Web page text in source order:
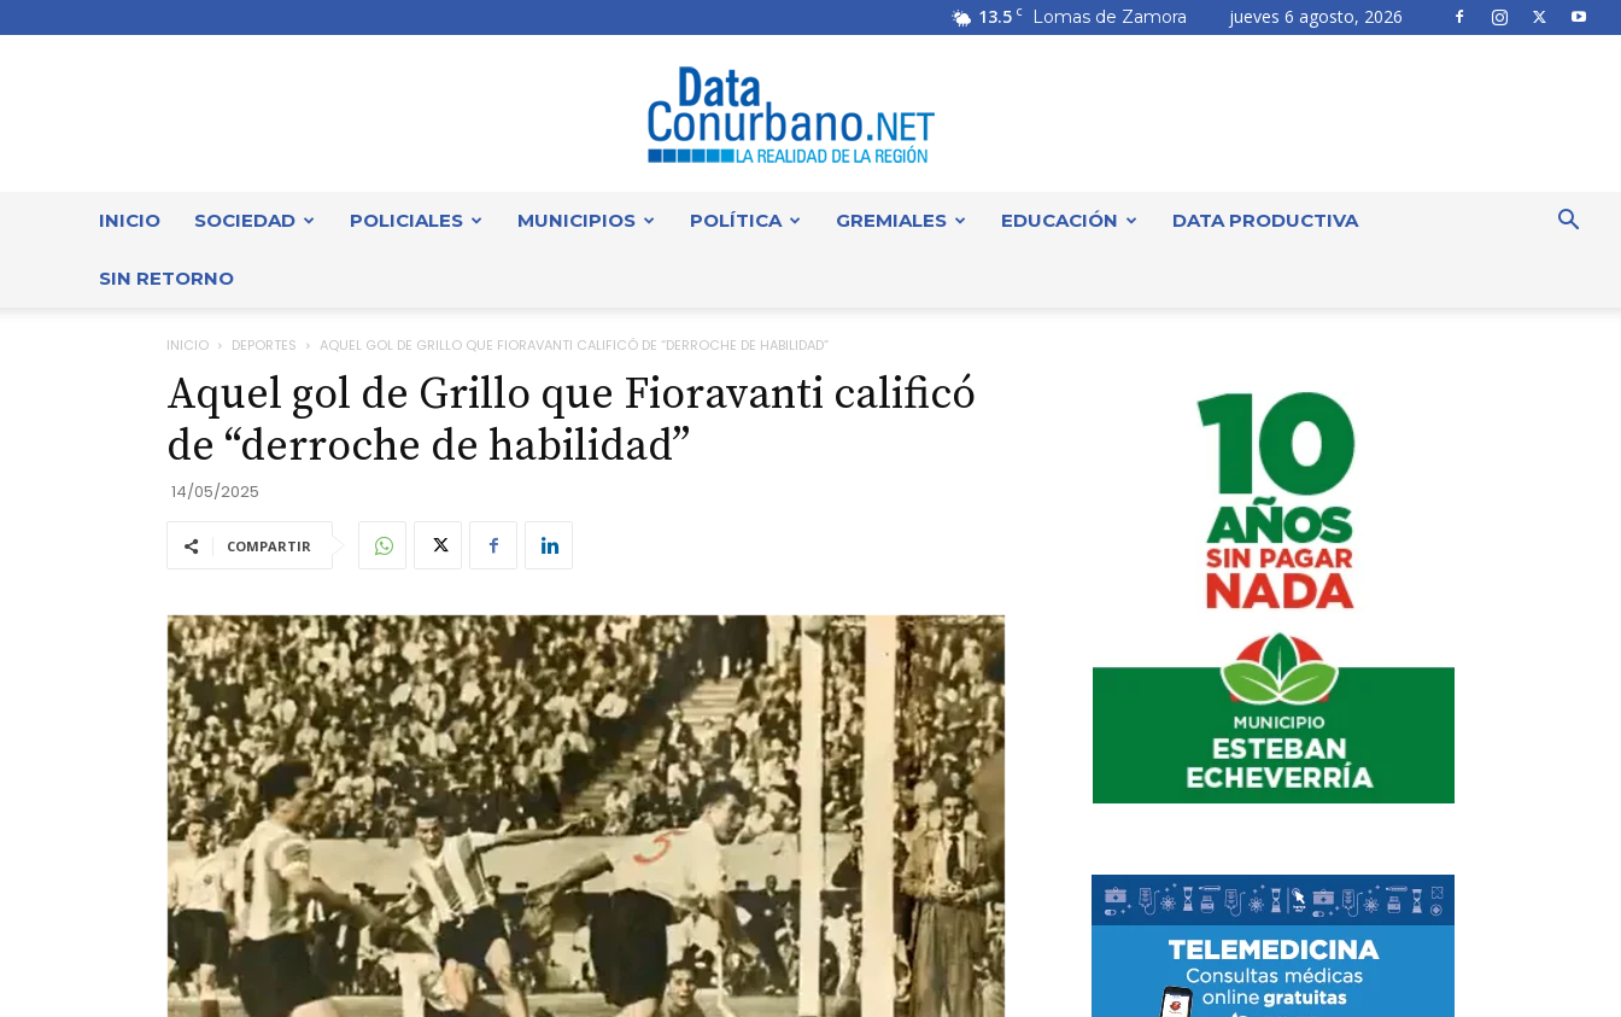
13.5 C Lomas de Zamora jueves 6 agosto, 2026
INICIO SOCIEDAD POLICIALES MUNICIPIOS POLÍTICA GREMIALES EDUCACIÓN DATA PRODUCTIVA
SIN RETORNO
INICIO DEPORTES AQUEL GOL DE GRILLO QUE FIORAVANTI CALIFICÓ DE “DERROCHE DE HABILIDAD”
Aquel gol de Grillo que Fioravanti calificó
de “derroche de habilidad”
14/05/2025
COMPARTIR